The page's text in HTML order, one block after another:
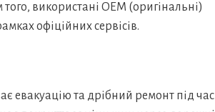
використані OEM (оригінальні)
офіційних сервісів.
евакуацію та дрібний ремонт під час